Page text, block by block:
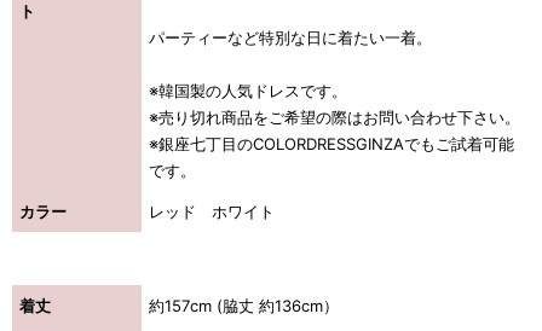
ト
パーティーなど特別な日に着たい一着。
※韓国製の人気ドレスです。
※売り切れ商品をご希望の際はお問い合わせ下さい。
※銀座七丁目のCOLORDRESSGINZAでもご試着可能
です。
カラー レッド ホワイト
着丈 約157cm (脇丈 約136cm）